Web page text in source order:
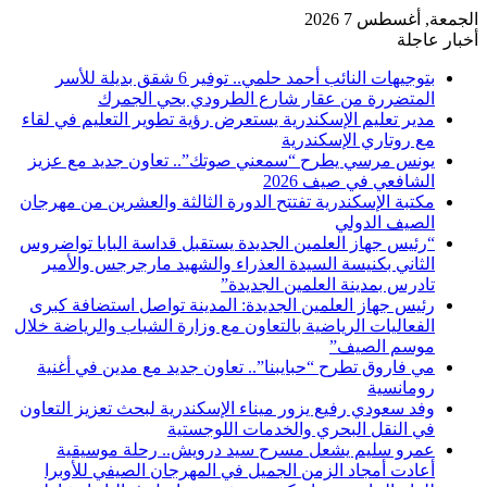
الجمعة, أغسطس 7 2026
أخبار عاجلة
بتوجيهات النائب أحمد حلمي.. توفير 6 شقق بديلة للأسر
المتضررة من عقار شارع الطرودي بحي الجمرك
مدير تعليم الإسكندرية يستعرض رؤية تطوير التعليم في لقاء
مع روتاري الإسكندرية
يونس مرسي يطرح “سمعني صوتك”.. تعاون جديد مع عزيز
الشافعي في صيف 2026
مكتبة الإسكندرية تفتتح الدورة الثالثة والعشرين من مهرجان
الصيف الدولي
“رئيس جهاز العلمين الجديدة يستقبل قداسة البابا تواضروس
الثاني بكنيسة السيدة العذراء والشهيد مارجرجس والأمير
تادرس بمدينة العلمين الجديدة”
رئيس جهاز العلمين الجديدة: المدينة تواصل استضافة كبرى
الفعاليات الرياضية بالتعاون مع وزارة الشباب والرياضة خلال
موسم الصيف”
مي فاروق تطرح “حبايبنا”.. تعاون جديد مع مدين في أغنية
رومانسية
وفد سعودي رفيع يزور ميناء الإسكندرية لبحث تعزيز التعاون
في النقل البحري والخدمات اللوجستية
عمرو سليم يشعل مسرح سيد درويش.. رحلة موسيقية
أعادت أمجاد الزمن الجميل في المهرجان الصيفي للأوبرا